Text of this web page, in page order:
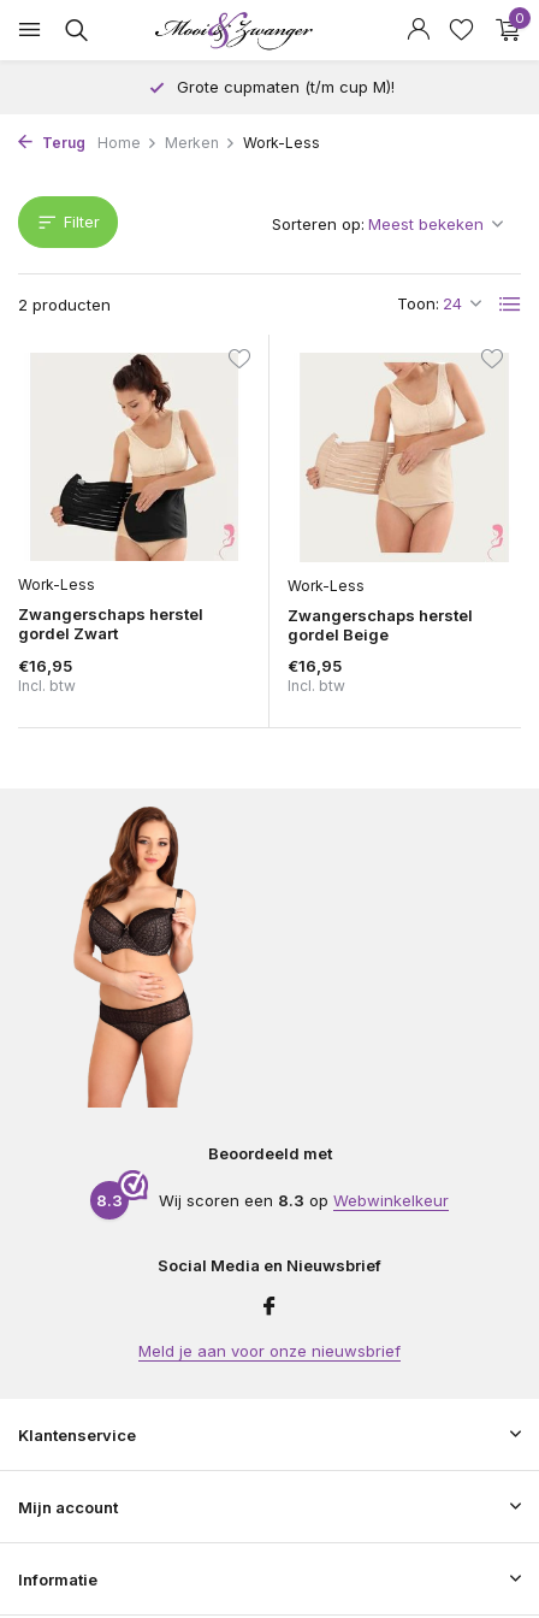
0
Grote cupmaten (t/m cup M)!
Terug Home Merken Work-Less
Filter
2 producten Toon:
Sorteren op:
Work-Less
Zwangerschaps herstel
gordel Zwart
€16,95
Incl. btw
Work-Less
Zwangerschaps herstel
gordel Beige
€16,95
Incl. btw
Beoordeeld met
8.3 Wij scoren een 8.3 op Webwinkelkeur
Social Media en Nieuwsbrief
Meld je aan voor onze nieuwsbrief
Klantenservice
Mijn account
Informatie